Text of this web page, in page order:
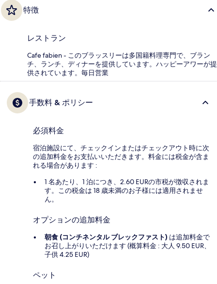
特徴
レストラン
Cafe fabien - このブラッスリーは多国籍料理専門で、ブラン
チ、ランチ、ディナーを提供しています。ハッピーアワーが提
供されています。毎日営業
手数料 & ポリシー
必須料金
宿泊施設にて、チェックインまたはチェックアウト時に次
の追加料金をお支払いいただきます。料金には税金が含ま
れる場合があります :
1 名あたり、1 泊につき、2.60 EURの市税が徴収されま
す。この税金は 18 歳未満のお子様には適用されませ
ん。
オプションの追加料金
朝食 (コンチネンタル ブレックファスト) は追加料金で
お召し上がりいただけます (概算料金 : 大人 9.50 EUR、
子供 4.25 EUR)
ペット